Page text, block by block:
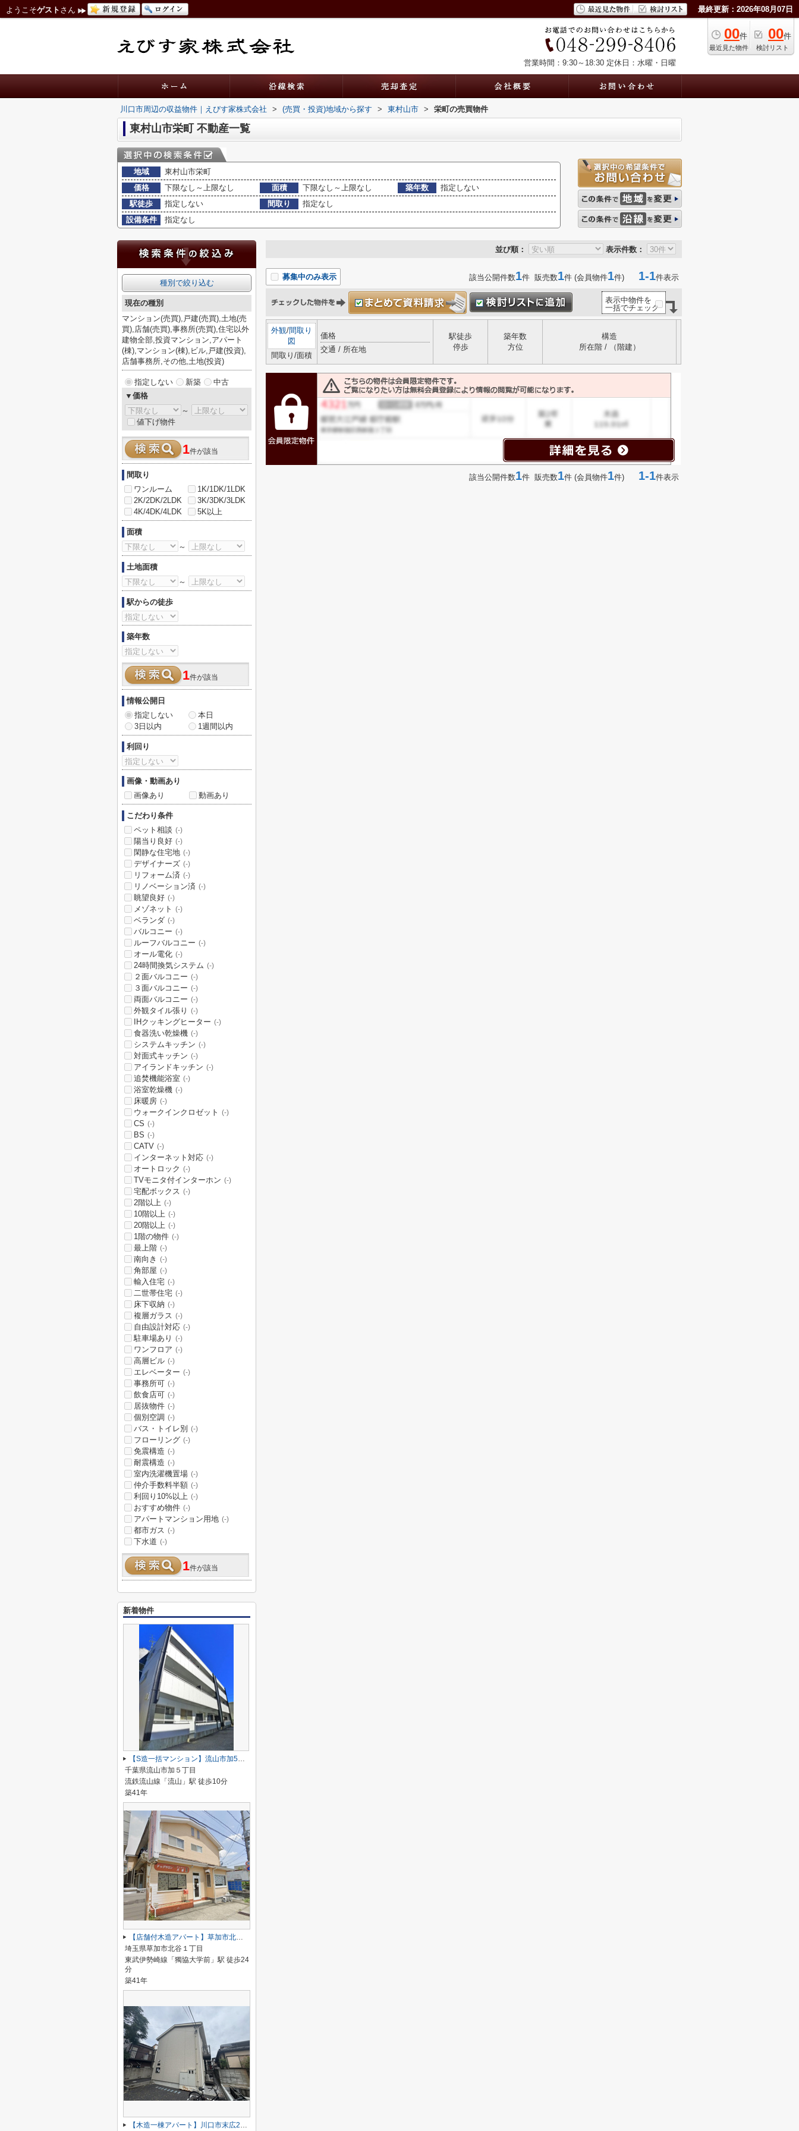
ようこそゲスト さん 最終更新：2026年08月07日
00件
最近見た物件
00件
検討リスト
営業時間：9:30～18:30 定休日：水曜・日曜
川口市周辺の収益物件｜えびす家株式会社 > (売買・投資)地域から探す > 東村山市 > 栄町の売買物件
東村山市栄町 不動産一覧
地域
東村山市栄町
価格
下限なし～上限なし 面積 下限なし～上限なし 築年数
指定しない
駅徒歩
指定しない 間取り
指定なし
設備条件
指定なし
並び順： 表示件数：
募集中のみ表示 該当公開件数1件 販売数1件 (会員物件1件) 1-1件表示
表示中物件を
一括でチェック
外観/間取り
図
間取り/面積
価格
交通 / 所在地
駅徒歩
停歩
築年数
方位
構造
所在階 / （階建）
該当公開件数1件 販売数1件 (会員物件1件) 1-1件表示
種別で絞り込む
現在の種別
マンション(売買),戸建(売買),土地(売
買),店舗(売買),事務所(売買),住宅以外
建物全部,投資マンション,アパート
(棟),マンション(棟),ビル,戸建(投資),
店舗事務所,その他,土地(投資)
指定しない 新築
中古
▼価格
～
値下げ物件
1件が該当
間取り
ワンルーム
1K/1DK/1LDK
2K/2DK/2LDK
3K/3DK/3LDK
4K/4DK/4LDK
5K以上
面積
～
土地面積
～
駅からの徒歩
築年数
1件が該当
情報公開日
指定しない
本日
3日以内
1週間以内
利回り
画像・動画あり
画像あり
動画あり
こだわり条件
ペット相談 (-)
陽当り良好 (-)
閑静な住宅地 (-)
デザイナーズ (-)
リフォーム済 (-)
リノベーション済 (-)
眺望良好 (-)
メゾネット (-)
ベランダ (-)
バルコニー (-)
ルーフバルコニー (-)
オール電化 (-)
24時間換気システム (-)
２面バルコニー (-)
３面バルコニー (-)
両面バルコニー (-)
外観タイル張り (-)
IHクッキングヒーター (-)
食器洗い乾燥機 (-)
システムキッチン (-)
対面式キッチン (-)
アイランドキッチン (-)
追焚機能浴室 (-)
浴室乾燥機 (-)
床暖房 (-)
ウォークインクロゼット (-)
CS (-)
BS (-)
CATV (-)
インターネット対応 (-)
オートロック (-)
TVモニタ付インターホン (-)
宅配ボックス (-)
2階以上 (-)
10階以上 (-)
20階以上 (-)
1階の物件 (-)
最上階 (-)
南向き (-)
角部屋 (-)
輸入住宅 (-)
二世帯住宅 (-)
床下収納 (-)
複層ガラス (-)
自由設計対応 (-)
駐車場あり (-)
ワンフロア (-)
高層ビル (-)
エレベーター (-)
事務所可 (-)
飲食店可 (-)
居抜物件 (-)
個別空調 (-)
バス・トイレ別 (-)
フローリング (-)
免震構造 (-)
耐震構造 (-)
室内洗濯機置場 (-)
仲介手数料半額 (-)
利回り10%以上 (-)
おすすめ物件 (-)
アパートマンション用地 (-)
都市ガス (-)
下水道 (-)
1件が該当
新着物件
【S造一括マンション】流山市加5丁目
千葉県流山市加５丁目
流鉄流山線「流山」駅 徒歩10分
築41年
【店舗付木造アパート】草加市北谷１丁目
埼玉県草加市北谷１丁目
東武伊勢崎線「獨協大学前」駅 徒歩24
分
築41年
【木造一棟アパート】川口市末広2丁目